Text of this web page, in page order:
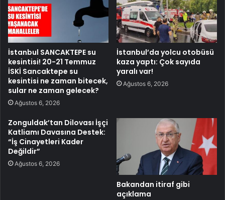
İstanbul SANCAKTEPE su
kesintisi! 20-21 Temmuz
İSKİ Sancaktepe su
kesintisi ne zaman bitecek,
sular ne zaman gelecek?
Ağustos 6, 2026
İstanbul’da yolcu otobüsü
kaza yaptı: Çok sayıda
yaralı var!
Ağustos 6, 2026
Zonguldak’tan Dilovası İşçi
Katliamı Davasına Destek:
“İş Cinayetleri Kader
Değildir”
Ağustos 6, 2026
Bakandan itiraf gibi
açıklama